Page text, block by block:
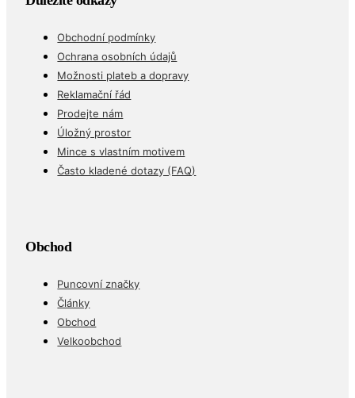
Obchodní podmínky
Ochrana osobních údajů
Možnosti plateb a dopravy
Reklamační řád
Prodejte nám
Úložný prostor
Mince s vlastním motivem
Často kladené dotazy (FAQ)
Obchod
Puncovní značky
Články
Obchod
Velkoobchod